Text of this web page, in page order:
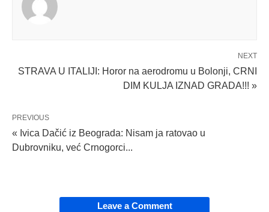
NEXT
STRAVA U ITALIJI: Horor na aerodromu u Bolonji, CRNI
DIM KULJA IZNAD GRADA!!! »
PREVIOUS
« Ivica Dačić iz Beograda: Nisam ja ratovao u
Dubrovniku, već Crnogorci...
Leave a Comment